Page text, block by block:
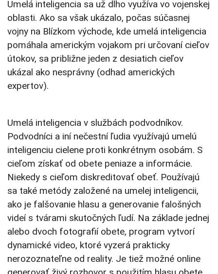
Umelá inteligencia sa už dlho využíva vo vojenskej
oblasti. Ako sa však ukázalo, počas súčasnej
vojny na Blízkom východe, kde umelá inteligencia
pomáhala americkým vojakom pri určovaní cieľov
útokov, sa približne jeden z desiatich cieľov
ukázal ako nesprávny (odhad amerických
expertov).
Umelá inteligencia v službách podvodníkov.
Podvodníci a iní nečestní ľudia využívajú umelú
inteligenciu cielene proti konkrétnym osobám. S
cieľom získať od obete peniaze a informácie.
Niekedy s cieľom diskreditovať obeť. Používajú
sa také metódy založené na umelej inteligencii,
ako je falšovanie hlasu a generovanie falošných
videí s tvárami skutočných ľudí. Na základe jednej
alebo dvoch fotografií obete, program vytvorí
dynamické video, ktoré vyzerá prakticky
nerozoznateľne od reality. Je tiež možné online